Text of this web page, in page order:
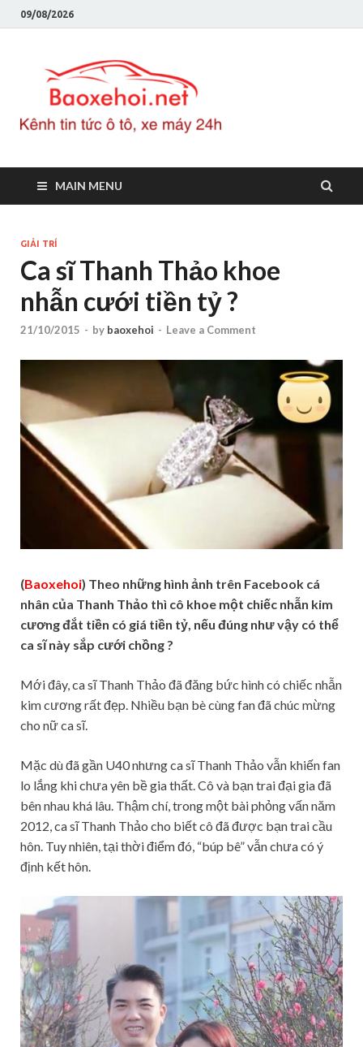
09/08/2026
MAIN MENU
GIẢI TRÍ
Ca sĩ Thanh Thảo khoe
nhẫn cưới tiền tỷ ?
21/10/2015 - by baoxehoi - Leave a Comment
(Baoxehoi) Theo những hình ảnh trên Facebook cá
nhân của Thanh Thảo thì cô khoe một chiếc nhẫn kim
cương đắt tiền có giá tiền tỷ, nếu đúng như vậy có thể
ca sĩ này sắp cưới chồng ?
Mới đây, ca sĩ Thanh Thảo đã đăng bức hình có chiếc nhẫn
kim cương rất đẹp. Nhiều bạn bè cùng fan đã chúc mừng
cho nữ ca sĩ.
Mặc dù đã gần U40 nhưng ca sĩ Thanh Thảo vẫn khiến fan
lo lắng khi chưa yên bề gia thất. Cô và bạn trai đại gia đã
bên nhau khá lâu. Thậm chí, trong một bài phỏng vấn năm
2012, ca sĩ Thanh Thảo cho biết cô đã được bạn trai cầu
hôn. Tuy nhiên, tại thời điểm đó, “búp bê” vẫn chưa có ý
định kết hôn.